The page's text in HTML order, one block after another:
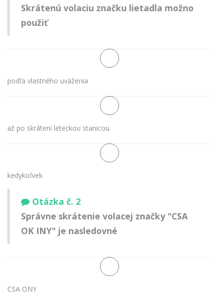
Skrátenú volaciu značku lietadla možno
použiť
podľa vlastného uváženia
až po skrátení leteckou stanicou
kedykoľvek
Otázka č. 2
Správne skrátenie volacej značky "CSA
OK INY" je nasledovné
CSA ONY